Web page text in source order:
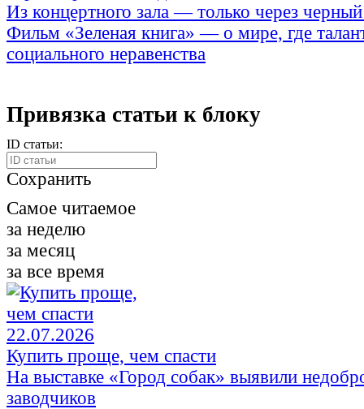
Из концертного зала — только через
Фильм «Зеленая книга» — о мире, где
социального неравенства
Привязка статьи к блоку
ID статьи:
Сохранить
Самое читаемое
за неделю
за месяц
за все время
22.07.2026
Купить проще, чем спасти
На выставке «Город собак» выявили
заводчиков